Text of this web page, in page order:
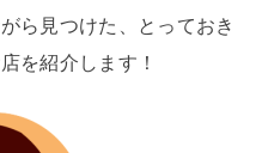
ら見つけた、とっておき
を紹介します！